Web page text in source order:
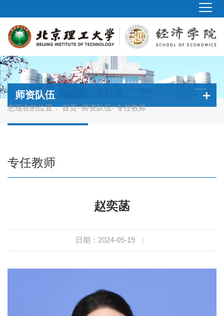
您现在的位置：首页-师资队伍- 专任教师
师资队伍
专任教师
赵奕菡
日期：2024-05-19 |